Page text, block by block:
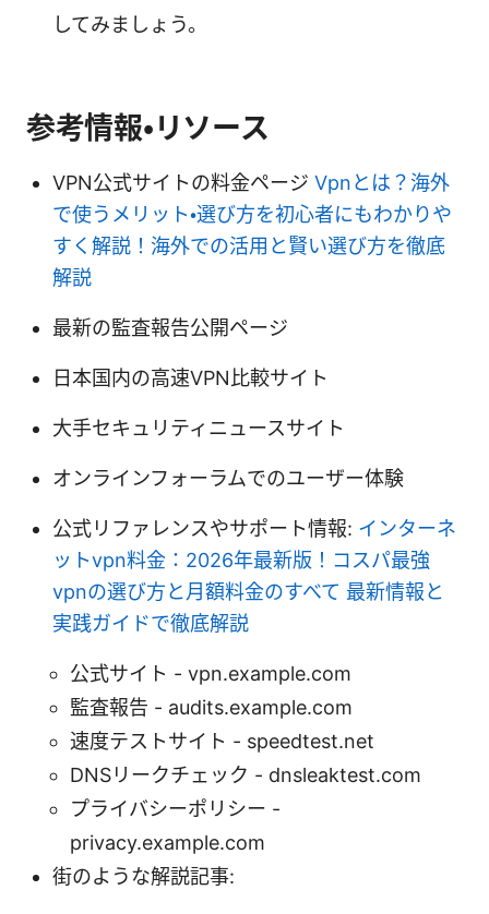
してみましょう。
参考情報・リソース
VPN公式サイトの料金ページ Vpnとは？海外
で使うメリット・選び方を初心者にもわかりや
すく解説！海外での活用と賢い選び方を徹底
解説
最新の監査報告公開ページ
日本国内の高速VPN比較サイト
大手セキュリティニュースサイト
オンラインフォーラムでのユーザー体験
公式リファレンスやサポート情報: インターネ
ットvpn料金：2026年最新版！コスパ最強
vpnの選び方と月額料金のすべて 最新情報と
実践ガイドで徹底解説
公式サイト - vpn.example.com
監査報告 - audits.example.com
速度テストサイト - speedtest.net
DNSリークチェック - dnsleaktest.com
プライバシーポリシー -
privacy.example.com
街のような解説記事: